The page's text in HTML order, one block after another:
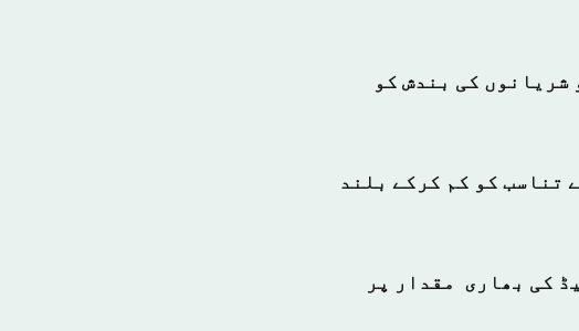
ہوتا ہے جو شریانوں کی بندش کو
تناسب کو کم کرکے بلند
9 جیسے اینٹی آکسائیڈ کی بھاری مقدار پر